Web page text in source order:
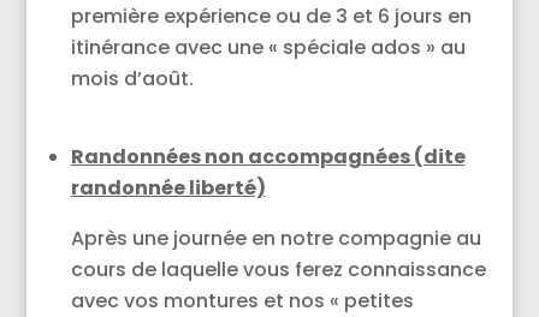
première expérience ou de 3 et 6 jours en
itinérance avec une « spéciale ados » au
mois d’août.
Randonnées non accompagnées (dite
randonnée liberté)
Après une journée en notre compagnie au
cours de laquelle vous ferez connaissance
avec vos montures et nos « petites